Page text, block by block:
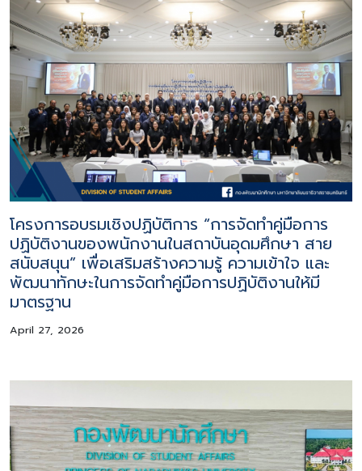
โครงการอบรมเชิงปฏิบัติการ “การจัดทำคู่มือการ
ปฏิบัติงานของพนักงานในสถาบันอุดมศึกษา สาย
สนับสนุน” เพื่อเสริมสร้างความรู้ ความเข้าใจ และ
พัฒนาทักษะในการจัดทำคู่มือการปฏิบัติงานให้มี
มาตรฐาน
April 27, 2026